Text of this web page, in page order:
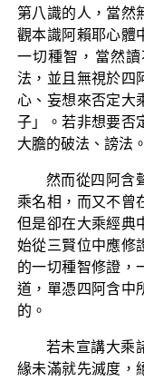
第八識的人，當然
觀本識阿賴耶心體
一切種智，當然
法，並且無視於四
心、妄想來否定大
子」。若非想要否
大膽的破法、謗法。
然而從四阿含
乘名相，而又不曾
但是卻在大乘經典
始從三賢位中應修
的一切種智修證，
道，單憑四阿含中
的。
若未宣講大乘
緣未滿就先滅度，